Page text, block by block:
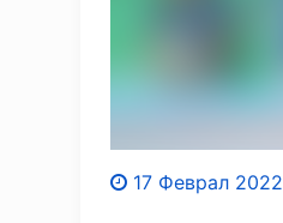
17 Феврал 2022